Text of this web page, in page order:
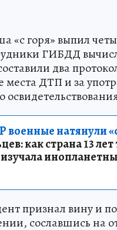
«с горя» выпил
ГИБДД
два
места ДТП и за
военные натянули
как страна 13
признал вину и
сославшись на